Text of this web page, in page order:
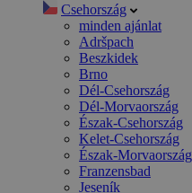
Csehország
minden ajánlat
Adršpach
Beszkidek
Brno
Dél-Csehország
Dél-Morvaország
Észak-Csehország
Kelet-Csehország
Észak-Morvaország
Franzensbad
Jeseník